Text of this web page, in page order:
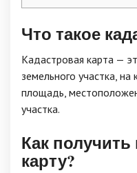
Что такое
Кадастровая карта —
земельного участка,
площадь,
участка.
Как
карту?